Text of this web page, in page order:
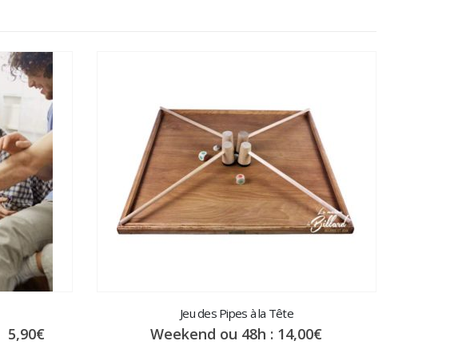
5,90€Plage
Jeu des Pipes à la Tête
Weekend ou 48h : 14,00€